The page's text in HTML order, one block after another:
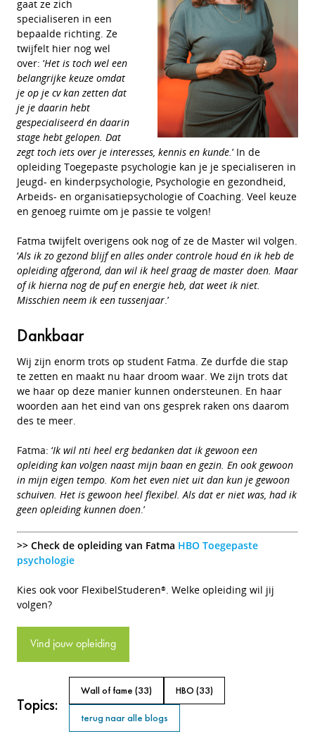
gaat ze zich
specialiseren in een
bepaalde richting. Ze
twijfelt hier nog wel
over: ‘Het is toch wel een
belangrijke keuze omdat
je op je cv kan zetten dat
je je daarin hebt
gespecialiseerd én daarin
stage hebt gelopen. Dat
zegt toch iets over je interesses, kennis en kunde.’ In de
opleiding Toegepaste psychologie kan je je specialiseren in
Jeugd- en kinderpsychologie, Psychologie en gezondheid,
Arbeids- en organisatiepsychologie of Coaching. Veel keuze
en genoeg ruimte om je passie te volgen!
Fatma twijfelt overigens ook nog of ze de Master wil volgen.
‘Als ik zo gezond blijf en alles onder controle houd én ik heb de
opleiding afgerond, dan wil ik heel graag de master doen. Maar
of ik hierna nog de puf en energie heb, dat weet ik niet.
Misschien neem ik een tussenjaar.’
Dankbaar
Wij zijn enorm trots op student Fatma. Ze durfde die stap
te zetten en maakt nu haar droom waar. We zijn trots dat
we haar op deze manier kunnen ondersteunen. En haar
woorden aan het eind van ons gesprek raken ons daarom
des te meer.
Fatma: ‘Ik wil nti heel erg bedanken dat ik gewoon een
opleiding kan volgen naast mijn baan en gezin. En ook gewoon
in mijn eigen tempo. Kom het even niet uit dan kun je gewoon
schuiven. Het is gewoon heel flexibel. Als dat er niet was, had ik
geen opleiding kunnen doen.’
>> Check de opleiding van Fatma HBO Toegepaste
psychologie
Kies ook voor FlexibelStuderen®. Welke opleiding wil jij
volgen?
Vind jouw opleiding
Topics:
Wall of fame (33) HBO (33)
terug naar alle blogs